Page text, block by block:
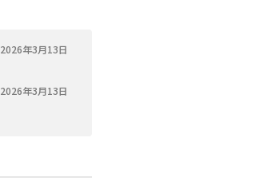
2026年3月13日
2026年3月13日